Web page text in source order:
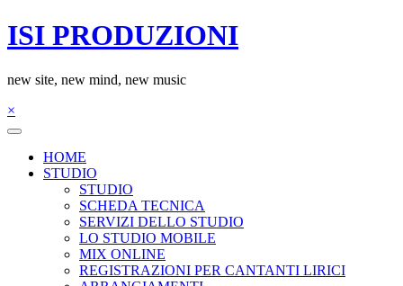
Salta
al
ISI PRODUZIONI
new site, new mind, new music
×
HOME
STUDIO
STUDIO
SCHEDA TECNICA
SERVIZI DELLO STUDIO
LO STUDIO MOBILE
MIX ONLINE
REGISTRAZIONI PER CANTANTI LIRICI